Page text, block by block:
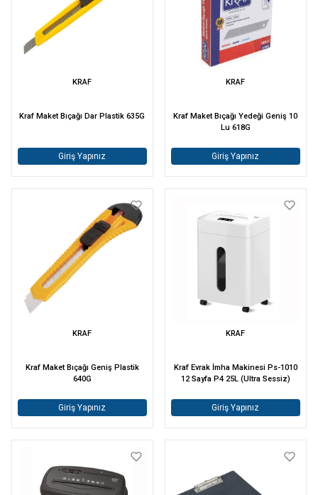
KRAF
Kraf Maket Bıçağı Dar Plastik 635G
Giriş Yapınız
KRAF
Kraf Maket Bıçağı Yedeği Geniş 10
Lu 618G
Giriş Yapınız
KRAF
Kraf Maket Bıçağı Geniş Plastik
640G
Giriş Yapınız
KRAF
Kraf Evrak İmha Makinesi Ps-1010
12 Sayfa P4 25L (Ultra Sessiz)
Giriş Yapınız